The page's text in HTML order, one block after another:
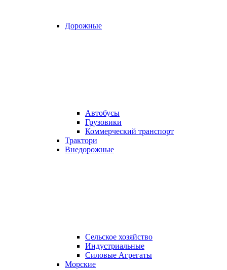
Дорожные
Автобусы
Грузовики
Коммерческий транспорт
Трактори
Внедорожные
Сельское хозяйство
Индустриальные
Силовые Агрегаты
Морские